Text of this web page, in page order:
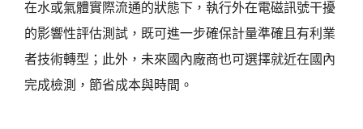
在水或氣體實際流通的狀態下，執行外在電磁訊號干擾
的影響性評估測試，既可進一步確保計量準確且有利業
者技術轉型；此外，未來國內廠商也可選擇就近在國內
完成檢測，節省成本與時間。